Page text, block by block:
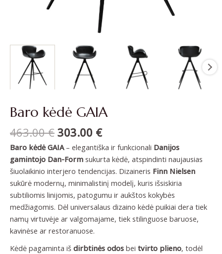
Baro kėdė GAIA
463.00€ 303.00 €
Baro kėdė GAIA– elegantiška ir funkcionali Danijos
gamintojo Dan-Form sukurta kėdė, atspindinti naujausias
šiuolaikinio interjero tendencijas. Dizaineris Finn Nielsen
sukūrė modernų, minimalistinį modelį, kuris išsiskiria
subtiliomis linijomis, patogumu ir aukštos kokybės
medžiagomis. Dėl universalaus dizaino kėdė puikiai dera tiek
namų virtuvėje ar valgomajame, tiek stilinguose baruose,
kavinėse ar restoranuose.
Kėdė pagaminta iš dirbtinės odos bei tvirto plieno, todėl